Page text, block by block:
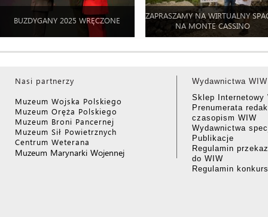
BUZDYGANY 2025 WRĘCZONE
ZAPRASZAMY NA WIRTUALNY
NA MONTE CASSINO
Nasi partnerzy
Muzeum Wojska Polskiego
Muzeum Oręża Polskiego
Muzeum Broni Pancernej
Muzeum Sił Powietrznych
Centrum Weterana
Muzeum Marynarki Wojennej
Wydawnictwa WIW
Sklep Internetowy
Prenumerata
czasopism WIW
Wydawnictwa
Publikacje
Regulamin
do WIW
Regulamin